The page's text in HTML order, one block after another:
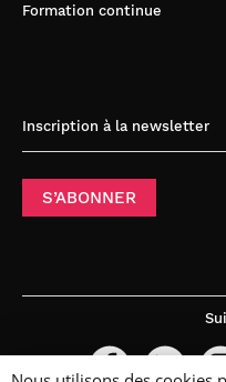
Formation continue
Inscription à la newsletter
S’ABONNER